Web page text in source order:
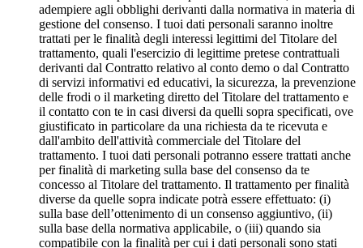
adempiere agli obblighi derivanti dalla normativa in materia di
gestione del consenso. I tuoi dati personali saranno inoltre
trattati per le finalità degli interessi legittimi del Titolare del
trattamento, quali l'esercizio di legittime pretese contrattuali
derivanti dal Contratto relativo al conto demo o dal Contratto
di servizi informativi ed educativi, la sicurezza, la prevenzione
delle frodi o il marketing diretto del Titolare del trattamento e
il contatto con te in casi diversi da quelli sopra specificati, ove
giustificato in particolare da una richiesta da te ricevuta e
dall'ambito dell'attività commerciale del Titolare del
trattamento. I tuoi dati personali potranno essere trattati anche
per finalità di marketing sulla base del consenso da te
concesso al Titolare del trattamento. Il trattamento per finalità
diverse da quelle sopra indicate potrà essere effettuato: (i)
sulla base dell’ottenimento di un consenso aggiuntivo, (ii)
sulla base della normativa applicabile, o (iii) quando sia
compatibile con la finalità per cui i dati personali sono stati